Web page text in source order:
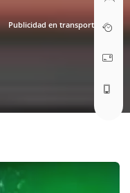
Publicidad en transporte